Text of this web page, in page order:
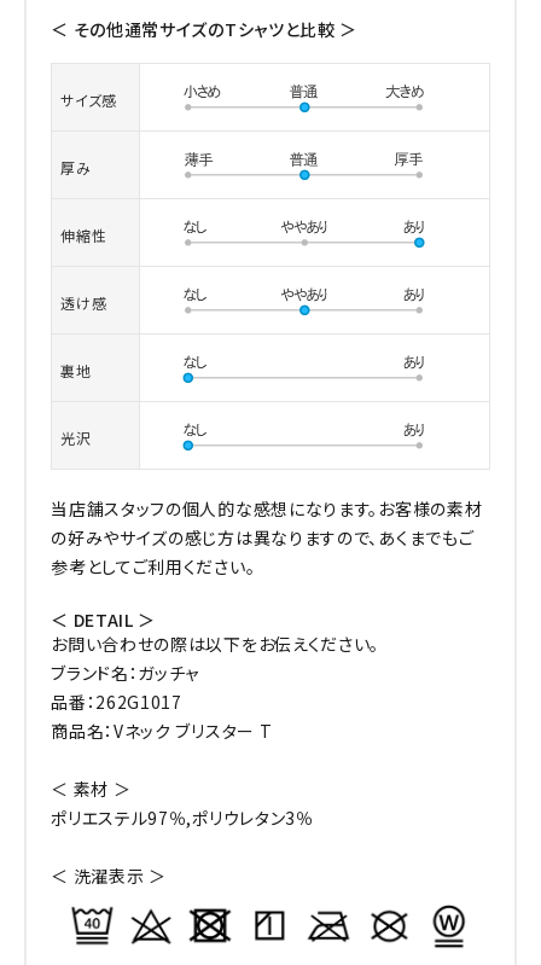
＜ その他通常サイズのTシャツと比較 ＞
サイズ感
厚み
伸縮性
透け感
裏地
光沢
当店舗スタッフの個人的な感想になります。お客様の素材
の好みやサイズの感じ方は異なりますので、あくまでもご
参考としてご利用ください。
＜ DETAIL ＞
お問い合わせの際は以下をお伝えください。
ブランド名：ガッチャ
品番：262G1017
商品名：Vネック ブリスター T
＜ 素材 ＞
ポリエステル97％,ポリウレタン3％
＜ 洗濯表示 ＞